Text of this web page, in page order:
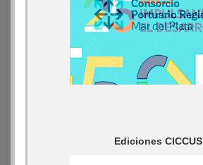
Ediciones CICCUS